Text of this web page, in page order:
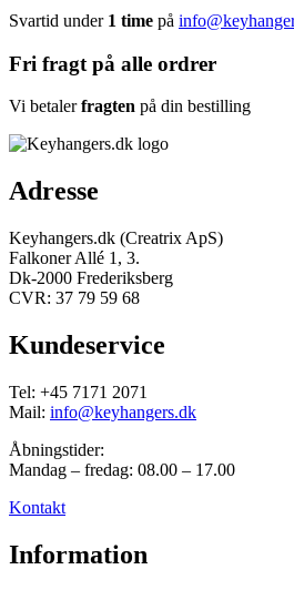
Svartid under 1 time på
Fri fragt på alle ordrer
Vi betalerfragten på din bestilling
Adresse
Keyhangers.dk (Creatrix ApS)
Falkoner Allé 1, 3.
Dk-2000 Frederiksberg
CVR: 37 79 59 68
Kundeservice
Tel: +45 7171 2071
Mail: info@keyhangers.dk
Åbningstider:
Mandag – fredag: 08.00 – 17.00
Kontakt
Information